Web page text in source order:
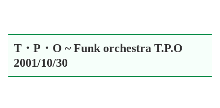
T・P・O ~ Funk orchestra T.P.O
2001/10/30